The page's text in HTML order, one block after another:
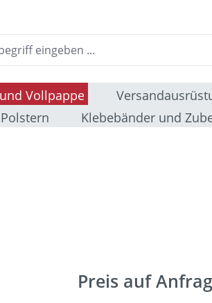
Vollpappe
Klebebänder und
Preis auf